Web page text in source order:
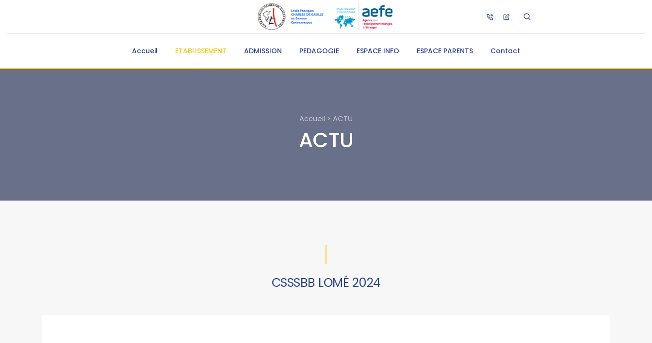
Accueil ETABLISSEMENT ADMISSION PEDAGOGIE ESPACE INFO ESPACE PARENTS Contact
Accueil > ACTU
ACTU
CSSSBB LOMÉ 2024